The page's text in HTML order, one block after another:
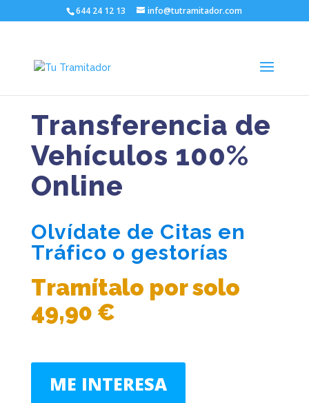
644 24 12 13 info@tutramitador.com
Transferencia de
Vehículos 100%
Online
Olvídate de Citas en
Tráfico o gestorías
Tramítalo por solo
49,90 €
ME INTERESA